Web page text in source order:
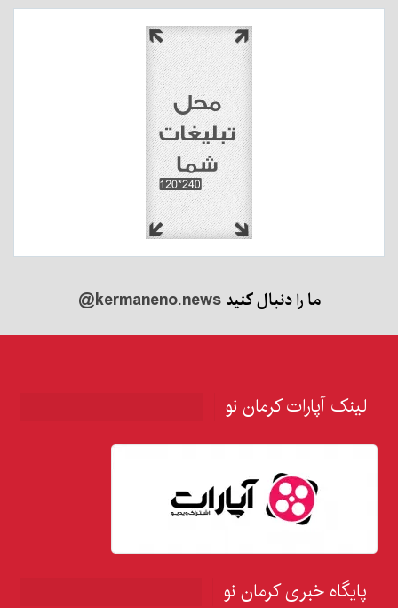
ما را دنبال کنید@kermaneno.news
لینک آپارات کرمان نو
پایگاه خبری کرمان نو